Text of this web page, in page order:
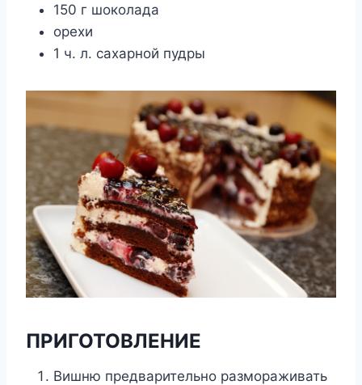
150 г шоколада
орехи
1 ч. л. сахарной пудры
ПРИГОТОВЛЕНИЕ
Вишню предварительно размораживать